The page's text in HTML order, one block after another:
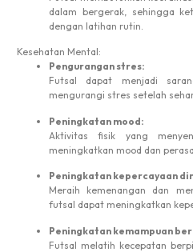
dalam bergerak, sehingga
dengan latihan rutin.
Kesehatan Mental:
Pengurangan stres:
Futsal dapat menjadi
mengurangi stres setelah
Peningkatan mood:
Aktivitas fisik yang
meningkatkan mood dan
Peningkatan kepercayaan
Meraih kemenangan dan
futsal dapat meningkatkan
Peningkatan kemampuan
Futsal melatih kecepatan